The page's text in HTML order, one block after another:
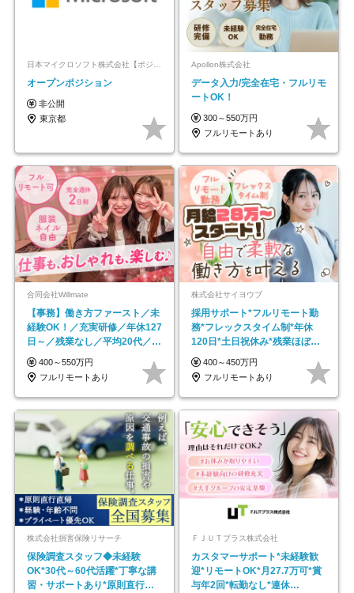
日本マイクロソフト株式会社【ポジションマッチ登録】
オープンポジション
非公開
東京都
Apollon株式会社
データ入力/完全在宅・フルリモ
ートOK！
300～550万円
フルリモートあり
合同会社Willmate
【事務】働き方ファースト／未
経験OK！／充実研修／年休127
日～／残業なし／平均20代／リ
モートOK
400～550万円
フルリモートあり
株式会社サイヨウブ
採用サポート*フルリモート勤
務*フレックスタイム制*年休
120日*土日祝休み*残業ほぼな
し*育児中社員8割以上
400～450万円
フルリモートあり
株式会社損害保険リサーチ
保険調査スタッフ◆未経験
OK*30代～60代活躍*丁寧な講
習・サポートあり*原則直行直
ＦＪＵＴプラス株式会社
カスタマーサポート*未経験歓
迎*リモートOK*月27.7万可*賞
与年2回*転勤なし*連休